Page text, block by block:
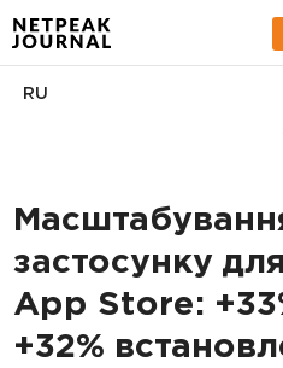
RU
застосунку
App Store:
+32%